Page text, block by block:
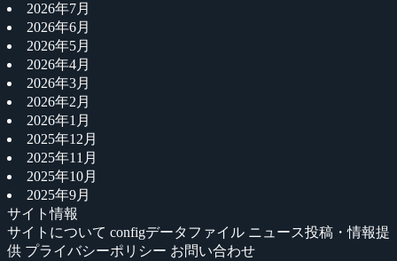
2026年7月
2026年6月
2026年5月
2026年4月
2026年3月
2026年2月
2026年1月
2025年12月
2025年11月
2025年10月
2025年9月
サイト情報
サイトについて configデータファイル ニュース投稿・情報提
供 プライバシーポリシー お問い合わせ